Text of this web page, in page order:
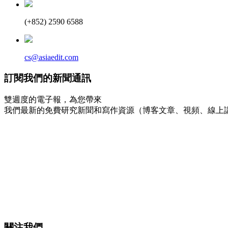
(+852) 2590 6588
cs@asiaedit.com
訂閱我們的新聞通訊
雙週度的電子報，為您帶來
我們最新的免費研究新聞和寫作資源（博客文章、視頻、線上